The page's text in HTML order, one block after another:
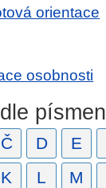
orientace
osobnosti
písmen
Č D E
K L M